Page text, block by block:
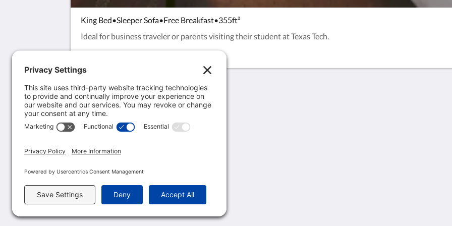
King Bed•Sleeper Sofa•Free Breakfast•355ft²
Ideal for business traveler or parents visiting their student at Texas Tech.
MCM Eleganté Hotel & Suites Lubbock
801 Avenue Q
Lubbock TX 79401
806-763-1200
fdlubbock@mcmelegante.com
All rights reserved